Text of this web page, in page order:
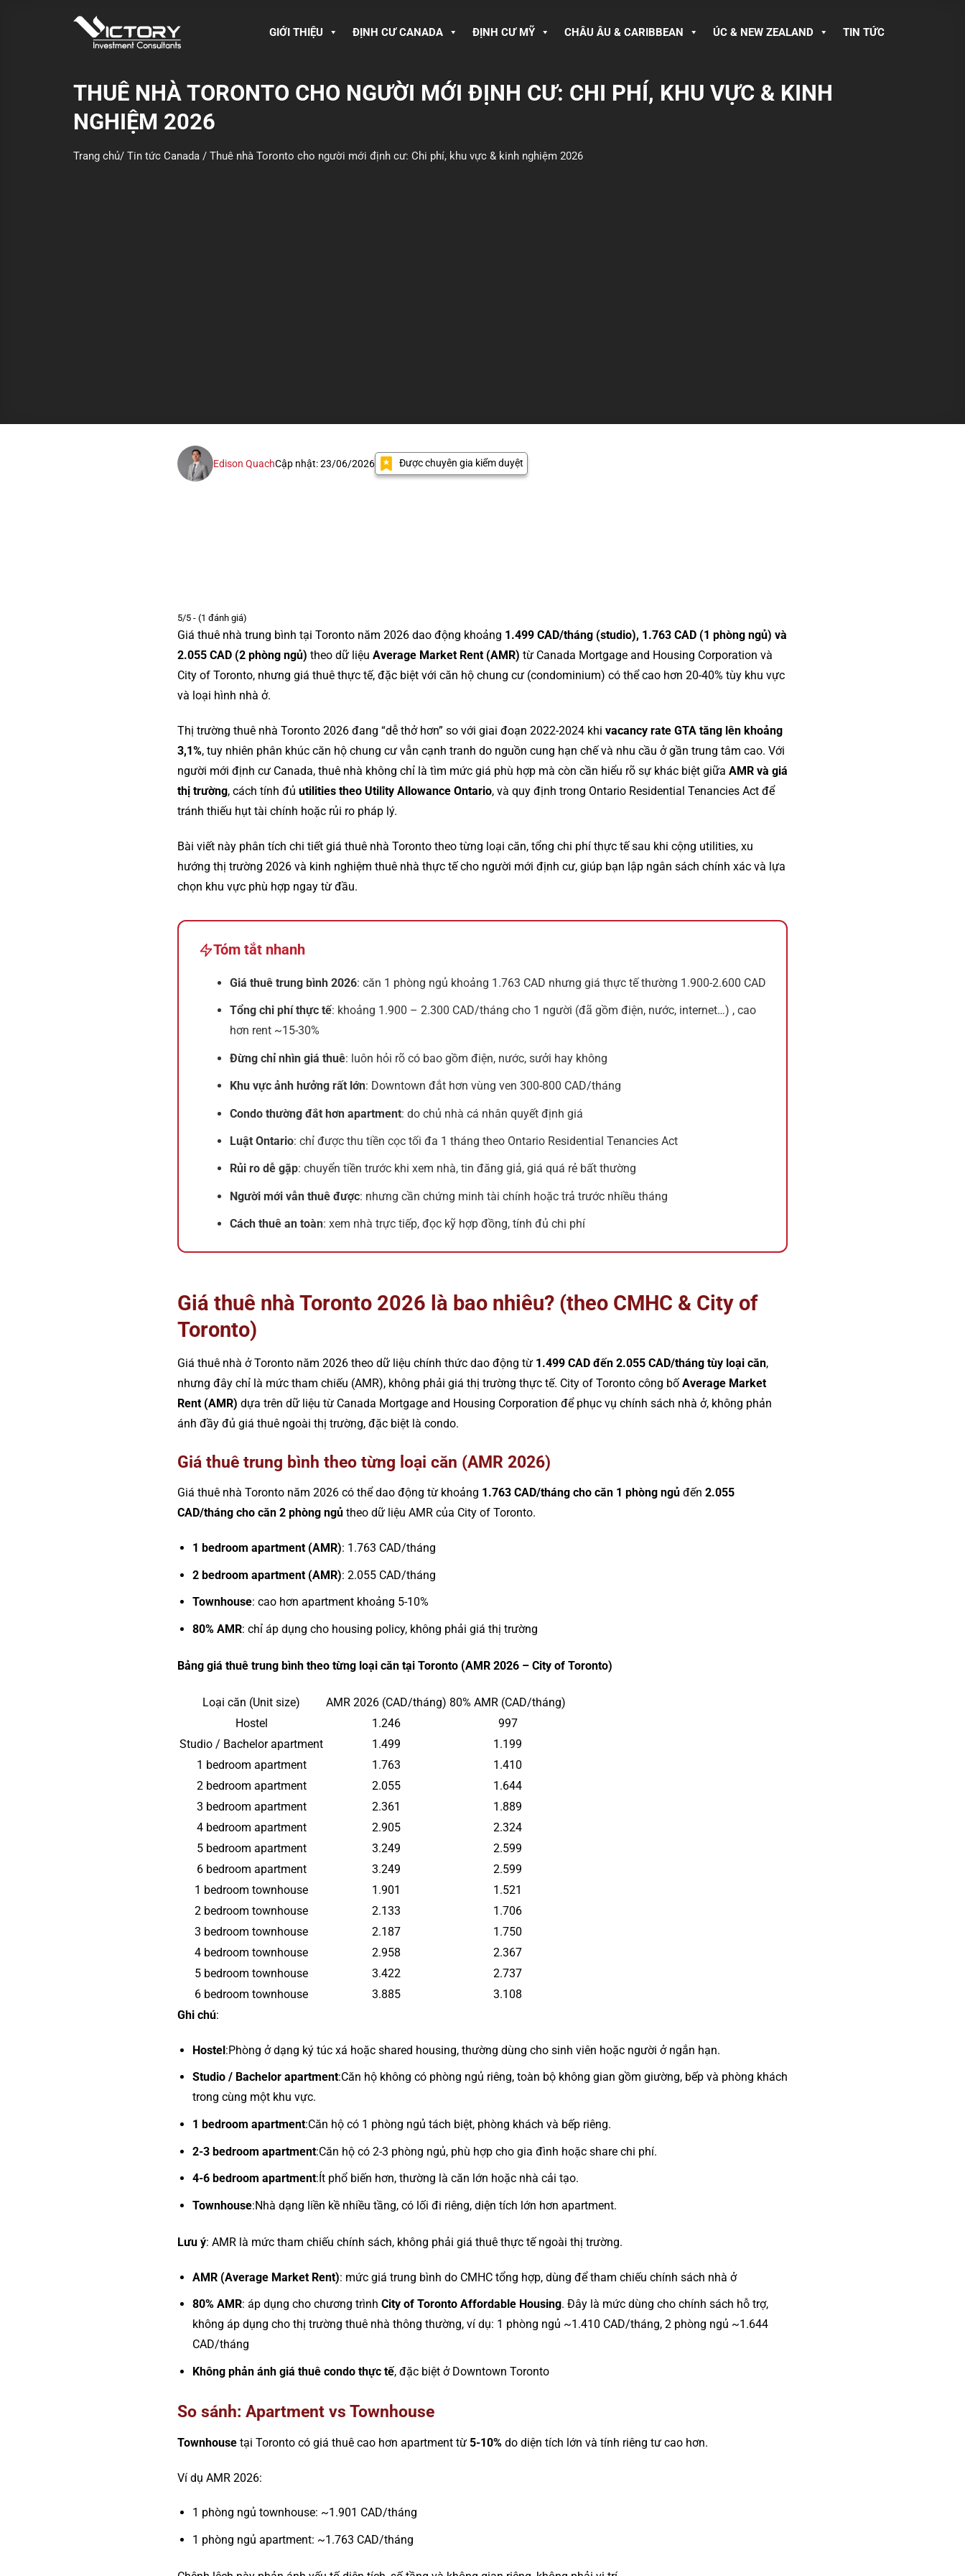
GIỚI THIỆU ĐỊNH CƯ CANADA ĐỊNH CƯ MỸ CHÂU ÂU & CARIBBEAN ÚC & NEW ZEALAND TIN TỨC
THUÊ NHÀ TORONTO CHO NGƯỜI MỚI ĐỊNH CƯ: CHI PHÍ, KHU VỰC & KINH
NGHIỆM 2026
Trang chủ/ Tin tức Canada / Thuê nhà Toronto cho người mới định cư: Chi phí, khu vực & kinh nghiệm 2026
Edison QuachCập nhật: 23/06/2026 Được chuyên gia kiểm duyệt
5/5 - (1 đánh giá)
Giá thuê nhà trung bình tại Toronto năm 2026 dao động khoảng 1.499 CAD/tháng (studio), 1.763 CAD (1 phòng ngủ) và
2.055 CAD (2 phòng ngủ) theo dữ liệu Average Market Rent (AMR) từ Canada Mortgage and Housing Corporation và
City of Toronto, nhưng giá thuê thực tế, đặc biệt với căn hộ chung cư (condominium) có thể cao hơn 20-40% tùy khu vực
và loại hình nhà ở.
Thị trường thuê nhà Toronto 2026 đang “dễ thở hơn” so với giai đoạn 2022-2024 khi vacancy rate GTA tăng lên khoảng
3,1%, tuy nhiên phân khúc căn hộ chung cư vẫn cạnh tranh do nguồn cung hạn chế và nhu cầu ở gần trung tâm cao. Với
người mới định cư Canada, thuê nhà không chỉ là tìm mức giá phù hợp mà còn cần hiểu rõ sự khác biệt giữa AMR và giá
thị trường, cách tính đủ utilities theo Utility Allowance Ontario, và quy định trong Ontario Residential Tenancies Act để
tránh thiếu hụt tài chính hoặc rủi ro pháp lý.
Bài viết này phân tích chi tiết giá thuê nhà Toronto theo từng loại căn, tổng chi phí thực tế sau khi cộng utilities, xu
hướng thị trường 2026 và kinh nghiệm thuê nhà thực tế cho người mới định cư, giúp bạn lập ngân sách chính xác và lựa
chọn khu vực phù hợp ngay từ đầu.
Tóm tắt nhanh
Giá thuê trung bình 2026: căn 1 phòng ngủ khoảng 1.763 CAD nhưng giá thực tế thường 1.900-2.600 CAD
Tổng chi phí thực tế: khoảng 1.900 – 2.300 CAD/tháng cho 1 người (đã gồm điện, nước, internet…) , cao
hơn rent ~15-30%
Đừng chỉ nhìn giá thuê: luôn hỏi rõ có bao gồm điện, nước, sưởi hay không
Khu vực ảnh hưởng rất lớn: Downtown đắt hơn vùng ven 300-800 CAD/tháng
Condo thường đắt hơn apartment: do chủ nhà cá nhân quyết định giá
Luật Ontario: chỉ được thu tiền cọc tối đa 1 tháng theo Ontario Residential Tenancies Act
Rủi ro dễ gặp: chuyển tiền trước khi xem nhà, tin đăng giả, giá quá rẻ bất thường
Người mới vẫn thuê được: nhưng cần chứng minh tài chính hoặc trả trước nhiều tháng
Cách thuê an toàn: xem nhà trực tiếp, đọc kỹ hợp đồng, tính đủ chi phí
Giá thuê nhà Toronto 2026 là bao nhiêu? (theo CMHC & City of
Toronto)
Giá thuê nhà ở Toronto năm 2026 theo dữ liệu chính thức dao động từ 1.499 CAD đến 2.055 CAD/tháng tùy loại căn,
nhưng đây chỉ là mức tham chiếu (AMR), không phải giá thị trường thực tế. City of Toronto công bốAverage Market
Rent (AMR) dựa trên dữ liệu từ Canada Mortgage and Housing Corporation để phục vụ chính sách nhà ở, không phản
ánh đầy đủ giá thuê ngoài thị trường, đặc biệt là condo.
Giá thuê trung bình theo từng loại căn (AMR 2026)
Giá thuê nhà Toronto năm 2026 có thể dao động từ khoảng 1.763 CAD/tháng cho căn 1 phòng ngủ đến 2.055
CAD/tháng cho căn 2 phòng ngủ theo dữ liệu AMR của City of Toronto.
1 bedroom apartment (AMR): 1.763 CAD/tháng
2 bedroom apartment (AMR): 2.055 CAD/tháng
Townhouse: cao hơn apartment khoảng 5-10%
80% AMR: chỉ áp dụng cho housing policy, không phải giá thị trường
Bảng giá thuê trung bình theo từng loại căn tại Toronto (AMR 2026 – City of Toronto)
Loại căn (Unit size) AMR 2026 (CAD/tháng) 80% AMR (CAD/tháng)
Hostel
1.246
997
Studio / Bachelor apartment
1.499
1.199
1 bedroom apartment
1.763
1.410
2 bedroom apartment
2.055
1.644
3 bedroom apartment
2.361
1.889
4 bedroom apartment
2.905
2.324
5 bedroom apartment
3.249
2.599
6 bedroom apartment
3.249
2.599
1 bedroom townhouse
1.901
1.521
2 bedroom townhouse
2.133
1.706
3 bedroom townhouse
2.187
1.750
4 bedroom townhouse
2.958
2.367
5 bedroom townhouse
3.422
2.737
6 bedroom townhouse
3.885
3.108
Ghi chú:
Hostel:Phòng ở dạng ký túc xá hoặc shared housing, thường dùng cho sinh viên hoặc người ở ngắn hạn.
Studio / Bachelor apartment:Căn hộ không có phòng ngủ riêng, toàn bộ không gian gồm giường, bếp và phòng khách
trong cùng một khu vực.
1 bedroom apartment:Căn hộ có 1 phòng ngủ tách biệt, phòng khách và bếp riêng.
2-3 bedroom apartment:Căn hộ có 2-3 phòng ngủ, phù hợp cho gia đình hoặc share chi phí.
4-6 bedroom apartment:Ít phổ biến hơn, thường là căn lớn hoặc nhà cải tạo.
Townhouse:Nhà dạng liền kề nhiều tầng, có lối đi riêng, diện tích lớn hơn apartment.
Lưu ý: AMR là mức tham chiếu chính sách, không phải giá thuê thực tế ngoài thị trường.
AMR (Average Market Rent): mức giá trung bình do CMHC tổng hợp, dùng để tham chiếu chính sách nhà ở
80% AMR: áp dụng cho chương trình City of Toronto Affordable Housing. Đây là mức dùng cho chính sách hỗ trợ,
không áp dụng cho thị trường thuê nhà thông thường, ví dụ: 1 phòng ngủ ~1.410 CAD/tháng, 2 phòng ngủ ~1.644
CAD/tháng
Không phản ánh giá thuê condo thực tế, đặc biệt ở Downtown Toronto
So sánh: Apartment vs Townhouse
Townhouse tại Toronto có giá thuê cao hơn apartment từ 5-10% do diện tích lớn và tính riêng tư cao hơn.
Ví dụ AMR 2026:
1 phòng ngủ townhouse: ~1.901 CAD/tháng
1 phòng ngủ apartment: ~1.763 CAD/tháng